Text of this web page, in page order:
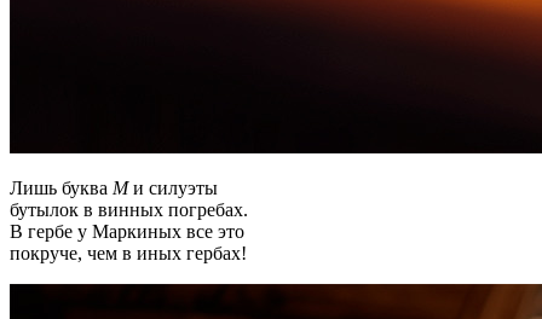
Лишь буква Ми силуэты
бутылок в винных погребах.
В гербе у Маркиных все это
покруче, чем в иных гербах!